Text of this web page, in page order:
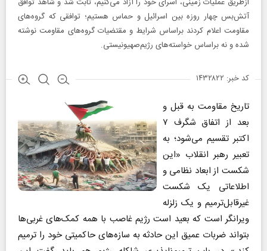
آتش‌بس چهار روزه بین اسرائیل و حماس هستیم؛ توافقی که گروه‌های
مقاومت اعلام کردند براساس شرایط و مقتضیات گروه‌های مقاومت نوشته
شده و نه براساس خواسته‌های رژیم‌صهیونیستی.
کد خبر: ۱۴۳۲۸۲۲
تاریخ مقاومت به قبل و
بعد از اتفاق شگرف ۷
اکتبر تقسیم می‌شود؛ به
تعبیر رهبر انقلاب «این
شکست از ابعاد نظامی و
اطلاعاتی یک شکست
غیرقابل‌ترمیم و یک زلزله
ویرانگر است که بعید است رژیم غاصب با همه کمک‌های غربی‌ها
بتواند ضربات عمیق این حادثه به سازه‌های حاکمیتی خود را ترمیم